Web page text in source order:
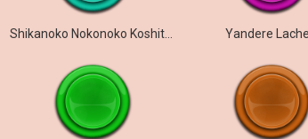
Shikanoko Nokonoko Koshitantan Yandere